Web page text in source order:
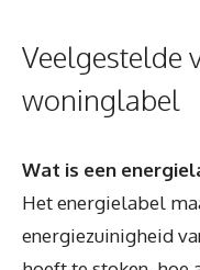
Veelgestelde
woninglabel
Wat is een
Het energielabel
energiezuinigheid